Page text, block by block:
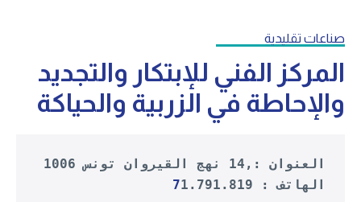
صناعات تقليدية
المركز الفني للإبتكار والتجديد
والإحاطة في الزربية والحياكة
العنوان : ,14 نهج القيروان تونس 1006
الهاتف :
71.791.819